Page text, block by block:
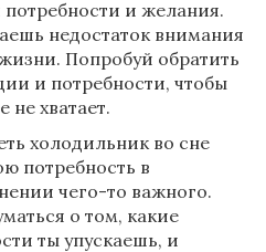
и желания.
недостаток внимания
Попробуй обратить
и потребности, чтобы
не хватает.
холодильник во сне
потребность в
чего-то важного.
о том, какие
ты упускаешь, и